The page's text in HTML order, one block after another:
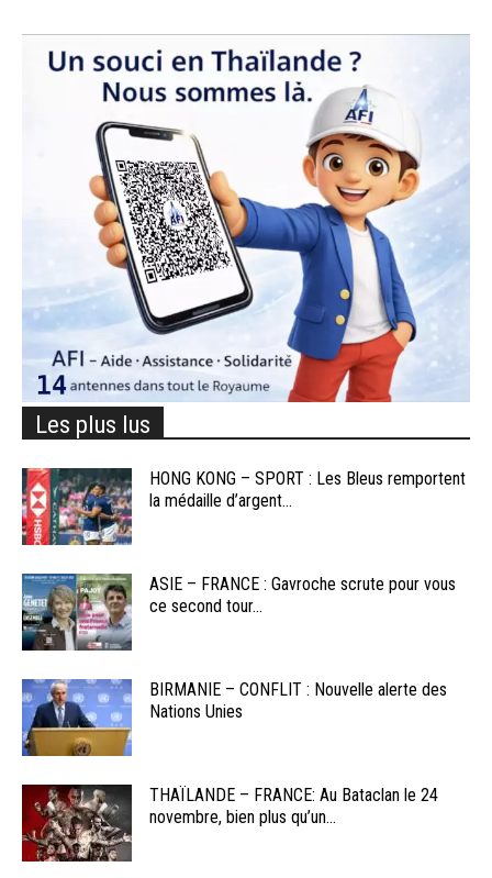
Les plus lus
HONG KONG – SPORT : Les Bleus remportent
la médaille d’argent...
ASIE – FRANCE : Gavroche scrute pour vous
ce second tour...
BIRMANIE – CONFLIT : Nouvelle alerte des
Nations Unies
THAÏLANDE – FRANCE: Au Bataclan le 24
novembre, bien plus qu’un...